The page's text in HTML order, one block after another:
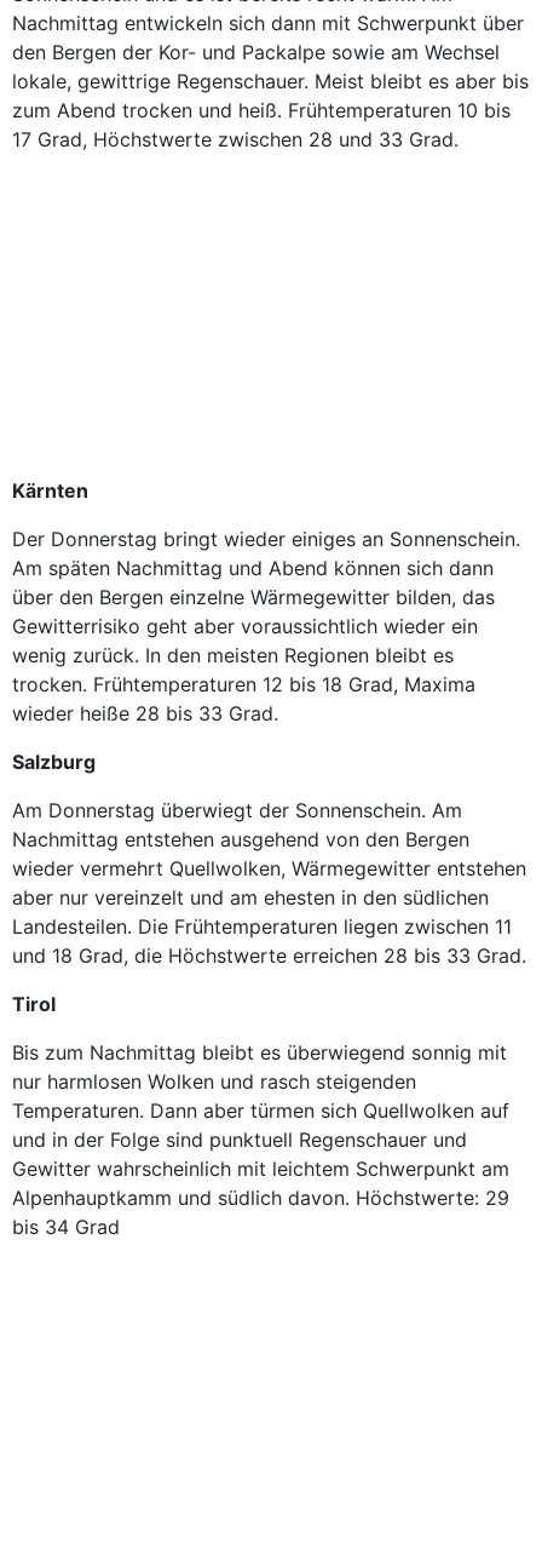
Nachmittag entwickeln sich dann mit Schwerpunkt über
den Bergen der Kor- und Packalpe sowie am Wechsel
lokale, gewittrige Regenschauer. Meist bleibt es aber bis
zum Abend trocken und heiß. Frühtemperaturen 10 bis
17 Grad, Höchstwerte zwischen 28 und 33 Grad.
Kärnten
Der Donnerstag bringt wieder einiges an Sonnenschein.
Am späten Nachmittag und Abend können sich dann
über den Bergen einzelne Wärmegewitter bilden, das
Gewitterrisiko geht aber voraussichtlich wieder ein
wenig zurück. In den meisten Regionen bleibt es
trocken. Frühtemperaturen 12 bis 18 Grad, Maxima
wieder heiße 28 bis 33 Grad.
Salzburg
Am Donnerstag überwiegt der Sonnenschein. Am
Nachmittag entstehen ausgehend von den Bergen
wieder vermehrt Quellwolken, Wärmegewitter entstehen
aber nur vereinzelt und am ehesten in den südlichen
Landesteilen. Die Frühtemperaturen liegen zwischen 11
und 18 Grad, die Höchstwerte erreichen 28 bis 33 Grad.
Tirol
Bis zum Nachmittag bleibt es überwiegend sonnig mit
nur harmlosen Wolken und rasch steigenden
Temperaturen. Dann aber türmen sich Quellwolken auf
und in der Folge sind punktuell Regenschauer und
Gewitter wahrscheinlich mit leichtem Schwerpunkt am
Alpenhauptkamm und südlich davon. Höchstwerte: 29
bis 34 Grad